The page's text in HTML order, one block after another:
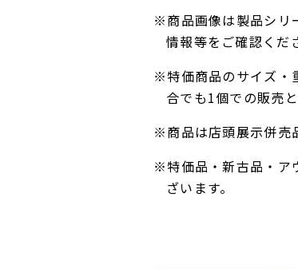
※商品画像は製品シリ
情報等をご確認くだ
※特価商品のサイズ・
合でも1個での販売と
※商品は店頭展示併売
※特価品・新古品・ア
ざいます。